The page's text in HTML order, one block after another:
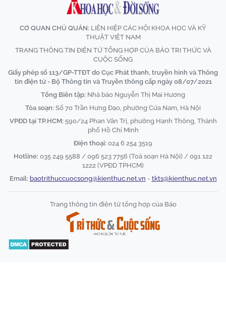
CƠ QUAN CHỦ QUẢN: LIÊN HIỆP CÁC HỘI KHOA HỌC VÀ KỸ
THUẬT VIỆT NAM
TRANG THÔNG TIN ĐIỆN TỬ TỔNG HỢP CỦA BÁO TRI THỨC VÀ
CUỘC SỐNG
Giấy phép số 113/GP-TTĐT do Cục Phát thanh, truyền hình và Thông
tin điện tử - Bộ Thông tin và Truyền thông cấp ngày 08/07/2021
Tổng Biên tập: Nhà báo Nguyễn Thị Mai Hương
Tòa soạn: Số 70 Trần Hưng Đạo, phường Cửa Nam, Hà Nội
VPĐD tại TP.HCM: 590/24 Phan Văn Trị, phường Hạnh Thông, Thành
phố Hồ Chí Minh
Điện thoại: 024 6 254 3519
Hotline: 035 249 5588 / 096 523 7756 (Toà soạn Hà Nội) / 091 122
1222 (VPĐD TPHCM)
Email: baotrithuccuocsong@kienthuc.net.vn - tkts@kienthuc.net.vn
Trang thông tin điện tử tổng hợp của Báo